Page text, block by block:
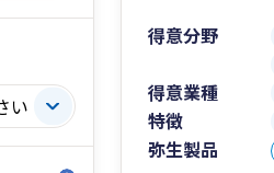
得意分野
得意業種
特徴
弥生製品